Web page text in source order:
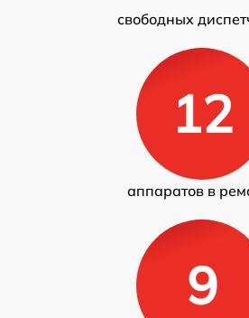
свободных
12
аппаратов в
9